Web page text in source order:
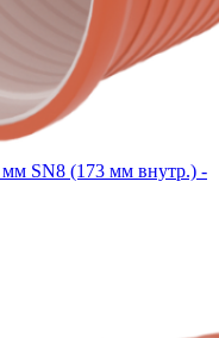
мм SN8 (173 мм внутр.) -